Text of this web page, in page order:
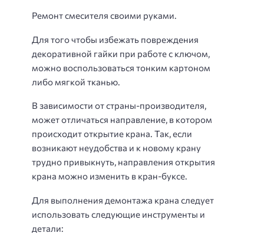
Ремонт смесителя своими руками.
Для того чтобы избежать повреждения
декоративной гайки при работе с ключом,
можно воспользоваться тонким картоном
либо мягкой тканью.
В зависимости от страны-производителя,
может отличаться направление, в котором
происходит открытие крана. Так, если
возникают неудобства и к новому крану
трудно привыкнуть, направления открытия
крана можно изменить в кран-буксе.
Для выполнения демонтажа крана следует
использовать следующие инструменты и
детали: